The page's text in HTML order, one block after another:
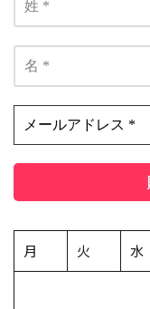
月
火 水